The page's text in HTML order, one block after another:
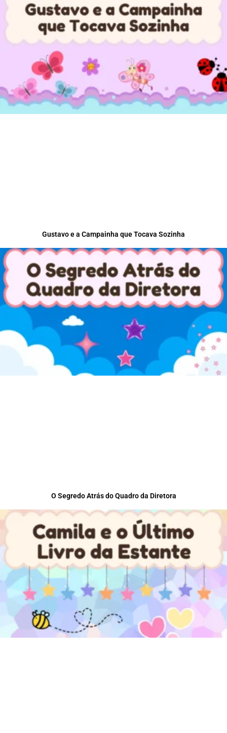
Gustavo e a Campainha que Tocava Sozinha
O Segredo Atrás do Quadro da Diretora